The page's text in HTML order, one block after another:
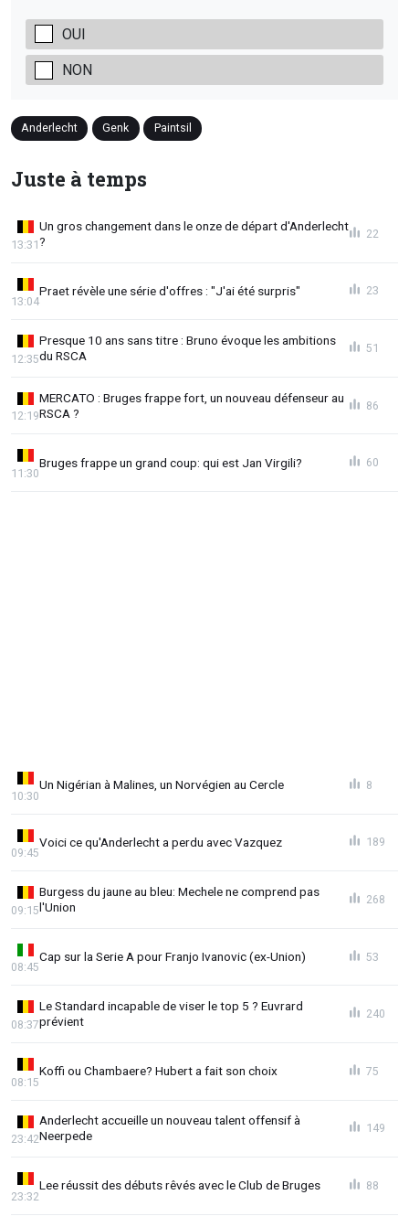
OUI
NON
Anderlecht Genk Paintsil
Juste à temps
Un gros changement dans le onze de départ d'Anderlecht
?
13:31
22
Praet révèle une série d'offres : "J'ai été surpris"
13:04
23
Presque 10 ans sans titre : Bruno évoque les ambitions
du RSCA
12:35
51
MERCATO : Bruges frappe fort, un nouveau défenseur au
RSCA ?
12:19
86
Bruges frappe un grand coup: qui est Jan Virgili?
11:30
60
Un Nigérian à Malines, un Norvégien au Cercle
10:30
8
Voici ce qu'Anderlecht a perdu avec Vazquez
09:45
189
Burgess du jaune au bleu: Mechele ne comprend pas
l'Union
09:15
268
Cap sur la Serie A pour Franjo Ivanovic (ex-Union)
08:45
53
Le Standard incapable de viser le top 5 ? Euvrard
prévient
08:37
240
Koffi ou Chambaere? Hubert a fait son choix
08:15
75
Anderlecht accueille un nouveau talent offensif à
Neerpede
23:42
149
Lee réussit des débuts rêvés avec le Club de Bruges
23:32
88